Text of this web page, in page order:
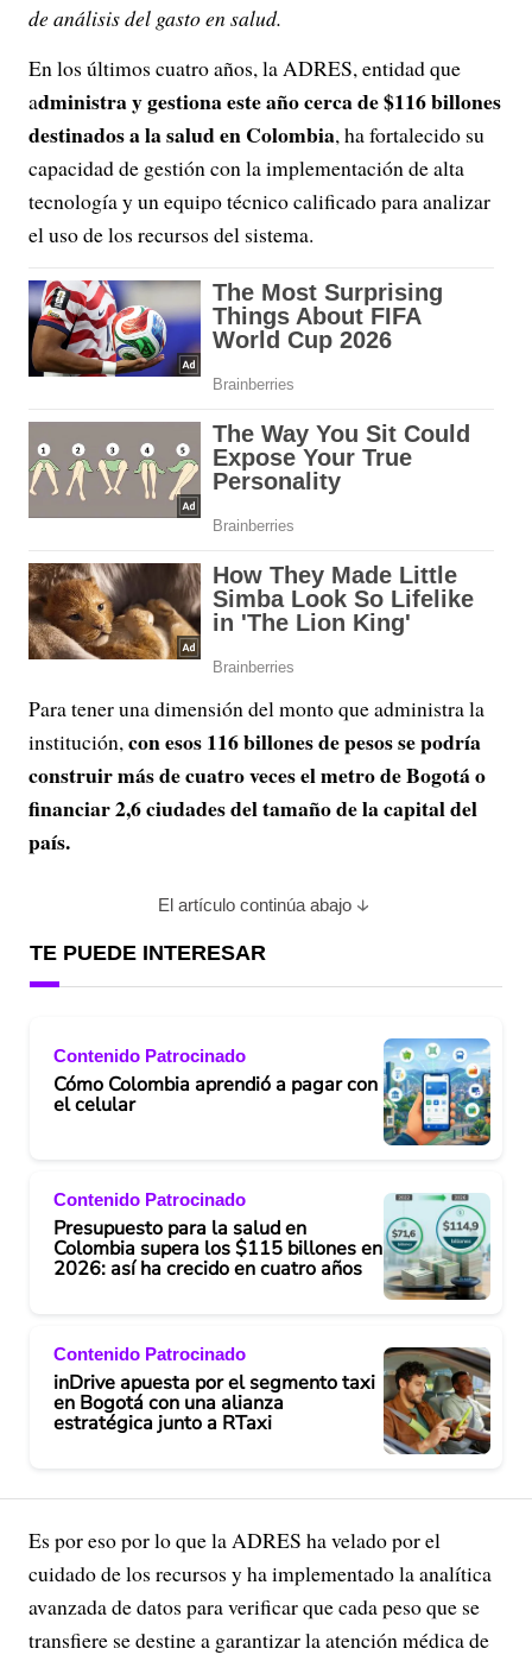
de análisis del gasto en salud.
En los últimos cuatro años, la ADRES, entidad que
administra y gestiona este año cerca de $116 billones
destinados a la salud en Colombia, ha fortalecido su
capacidad de gestión con la implementación de alta
tecnología y un equipo técnico calificado para analizar
el uso de los recursos del sistema.
Para tener una dimensión del monto que administra la
institución, con esos 116 billones de pesos se podría
construir más de cuatro veces el metro de Bogotá o
financiar 2,6 ciudades del tamaño de la capital del
país.
El artículo continúa abajo
TE PUEDE INTERESAR
Contenido Patrocinado
Cómo Colombia aprendió a pagar con
el celular
Contenido Patrocinado
Presupuesto para la salud en
Colombia supera los $115 billones en
2026: así ha crecido en cuatro años
Contenido Patrocinado
inDrive apuesta por el segmento taxi
en Bogotá con una alianza
estratégica junto a RTaxi
Es por eso por lo que la ADRES ha velado por el
cuidado de los recursos y ha implementado la analítica
avanzada de datos para verificar que cada peso que se
transfiere se destine a garantizar la atención médica de